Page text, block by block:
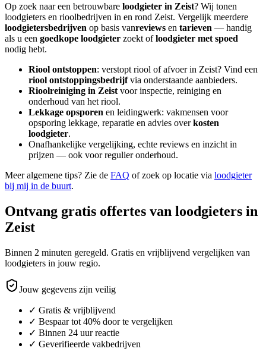
Op zoek naar een betrouwbare loodgieter in Zeist? Wij tonen
loodgieters en rioolbedrijven in en rond Zeist. Vergelijk meerdere
loodgietersbedrijven op basis vanreviews en tarieven — handig
als u een goedkope loodgieter zoekt ofloodgieter met spoed
nodig hebt.
Riool ontstoppen: verstopt riool of afvoer in Zeist? Vind een
riool ontstoppingsbedrijfvia onderstaande aanbieders.
Rioolreiniging in Zeist voor inspectie, reiniging en
onderhoud van het riool.
Lekkage opsporen en leidingwerk: vakmensen voor
opsporing lekkage, reparatie en advies overkosten
loodgieter.
Onafhankelijke vergelijking, echte reviews en inzicht in
prijzen — ook voor regulier onderhoud.
Meer algemene tips? Zie de FAQ of zoek op locatie via loodgieter
bij mij in de buurt.
Ontvang gratis offertes van loodgieters in
Zeist
Binnen 2 minuten geregeld. Gratis en vrijblijvend vergelijken van
loodgieters in jouw regio.
Jouw gegevens zijn veilig
✓ Gratis & vrijblijvend
✓ Bespaar tot 40% door te vergelijken
✓ Binnen 24 uur reactie
✓ Geverifieerde vakbedrijven